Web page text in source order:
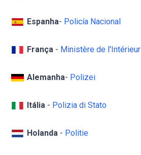
Espanha- Policía Nacional
França - Ministère de l'Intérieur
Alemanha- Polizei
Itália - Polizia di Stato
Holanda - Politie